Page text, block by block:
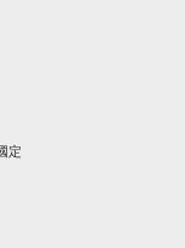
定